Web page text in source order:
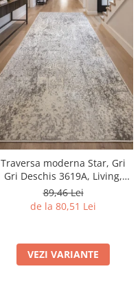
Traversa moderna Star, Gri
Gri Deschis 3619A, Living,
Dormitor, Hol, 80 x 250 cm
89,46 Lei
de la 80,51 Lei
VEZI VARIANTE